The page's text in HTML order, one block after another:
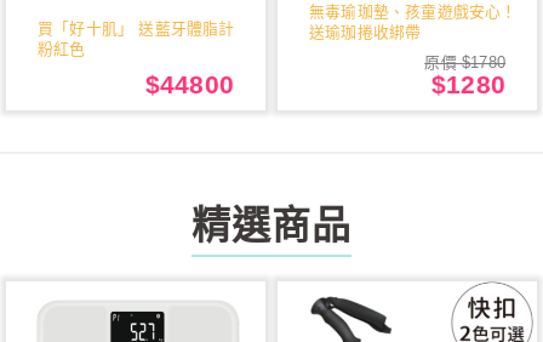
買「好十肌」 送藍牙體脂計
粉紅色
$44800
無毒瑜珈墊、孩童遊戲安心！
送瑜珈捲收綁帶
原價 $1780
$1280
精選商品